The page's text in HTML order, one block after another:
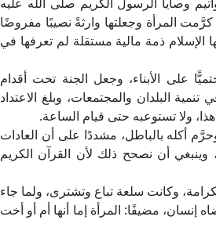
المرأة وجعلتها وارثةً نصيبًا مفروضًا
الإسلام ذمة مالية مستقلة لم تعرفها في
على الأبناء، وجعل الجنة تحت أقدام
البلدان والمجتمعات، وبلغ الاعتداد
ولا تستوعبه حتى قيام الساعة.
أكله بالباطل، مشددًا على أن العادات
أن نصحح ذلك لأن القرآن الكريم
وكانت سلعة تباع وتشترى، ولما جاء
إنسان، مضيفًا: المرأة إما أنها أم أو أخت